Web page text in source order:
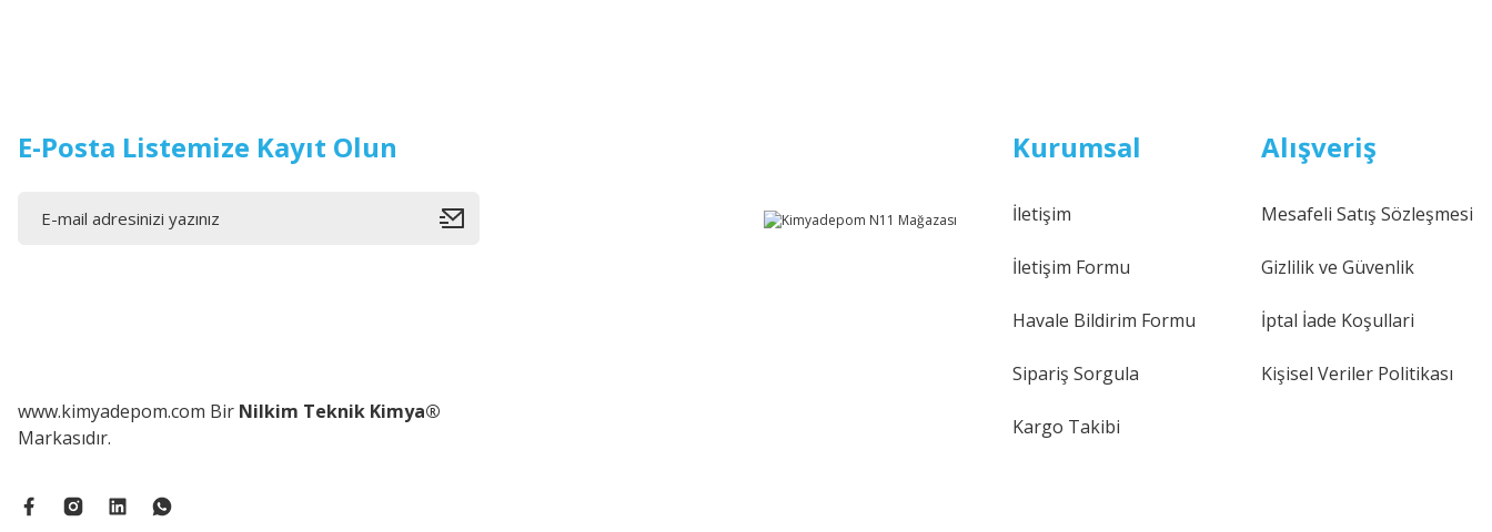
E-Posta Listemize Kayıt Olun
www.kimyadepom.com Bir Nilkim Teknik Kimya®
Markasıdır.
Kurumsal
İletişim
İletişim Formu
Havale Bildirim Formu
Sipariş Sorgula
Kargo Takibi
Alışveriş
Mesafeli Satış Sözleşmesi
Gizlilik ve Güvenlik
İptal İade Koşullari
Kişisel Veriler Politikası